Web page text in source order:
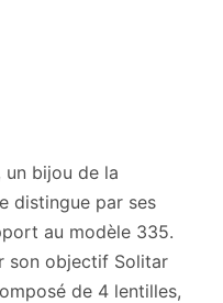
un bijou de la
distingue par ses
au modèle 335.
son objectif Solitar
de 4 lentilles,